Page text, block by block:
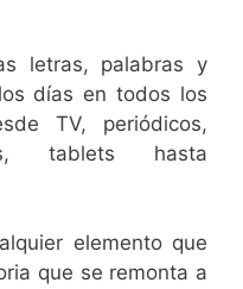
letras, palabras y
días en todos los
TV, periódicos,
tablets hasta
elemento que
que se remonta a